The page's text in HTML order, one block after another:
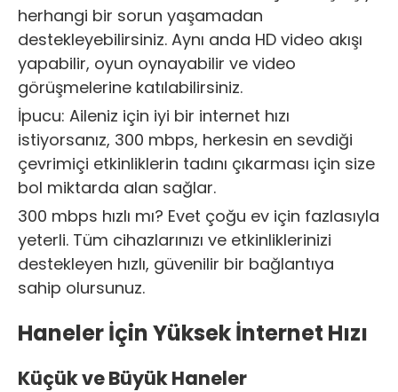
herhangi bir sorun yaşamadan
destekleyebilirsiniz. Aynı anda HD video akışı
yapabilir, oyun oynayabilir ve video
görüşmelerine katılabilirsiniz.
İpucu: Aileniz için iyi bir internet hızı
istiyorsanız, 300 mbps, herkesin en sevdiği
çevrimiçi etkinliklerin tadını çıkarması için size
bol miktarda alan sağlar.
300 mbps hızlı mı? Evet çoğu ev için fazlasıyla
yeterli. Tüm cihazlarınızı ve etkinliklerinizi
destekleyen hızlı, güvenilir bir bağlantıya
sahip olursunuz.
Haneler İçin Yüksek İnternet Hızı
Küçük ve Büyük Haneler